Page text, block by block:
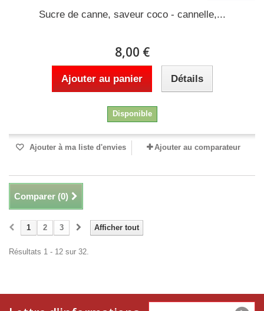
Sucre de canne, saveur coco - cannelle,...
8,00 €
Ajouter au panier Détails
Disponible
Ajouter à ma liste d'envies Ajouter au comparateur
Comparer (0)
Afficher tout
1 2 3
Résultats 1 - 12 sur 32.